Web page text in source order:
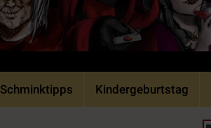
Schminktipps Kindergeburtstag